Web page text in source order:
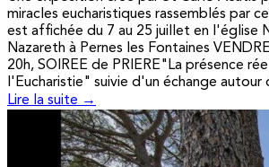
miracles eucharistiques rassemblés par
est affichée du 7 au 25 juillet en l'église
Nazareth à Pernes les Fontaines
20h, SOIREE de PRIERE"La présence
l'Eucharistie" suivie d'un échange autour
Lire la suite →